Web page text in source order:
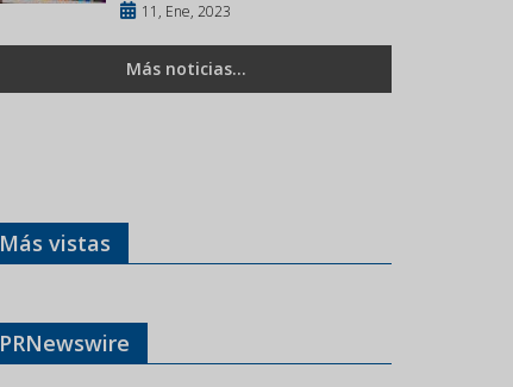
11, Ene, 2023
Más noticias...
Más vistas
PRNewswire